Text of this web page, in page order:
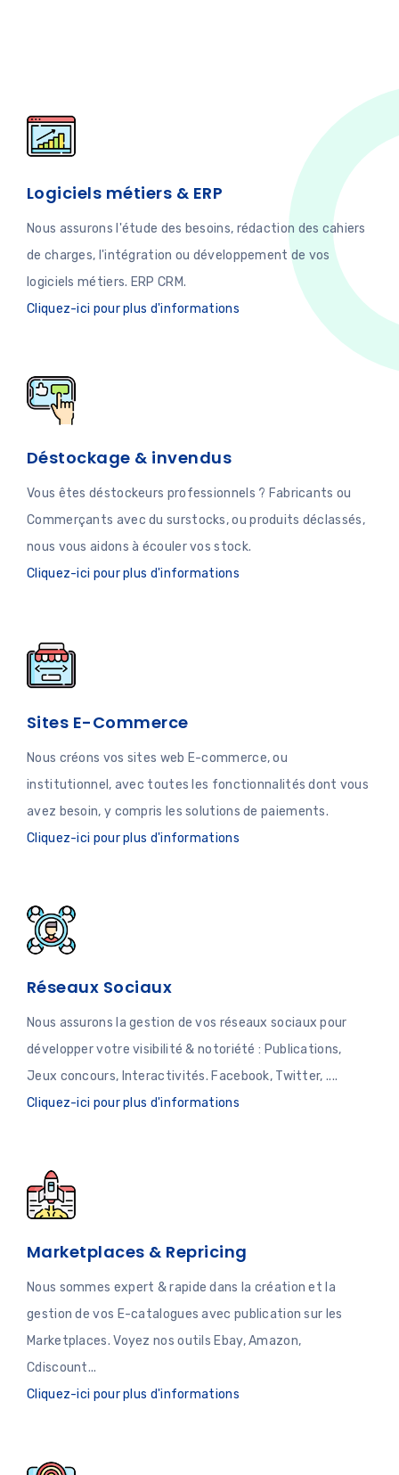
Logiciels métiers & ERP
Nous assurons l'étude des besoins, rédaction des cahiers
de charges, l'intégration ou développement de vos
logiciels métiers. ERP CRM.
Cliquez-ici pour plus d'informations
Déstockage & invendus
Vous êtes déstockeurs professionnels ? Fabricants ou
Commerçants avec du surstocks, ou produits déclassés,
nous vous aidons à écouler vos stock.
Cliquez-ici pour plus d'informations
Sites E-Commerce
Nous créons vos sites web E-commerce, ou
institutionnel, avec toutes les fonctionnalités dont vous
avez besoin, y compris les solutions de paiements.
Cliquez-ici pour plus d'informations
Réseaux Sociaux
Nous assurons la gestion de vos réseaux sociaux pour
développer votre visibilité & notoriété : Publications,
Jeux concours, Interactivités. Facebook, Twitter, ....
Cliquez-ici pour plus d'informations
Marketplaces & Repricing
Nous sommes expert & rapide dans la création et la
gestion de vos E-catalogues avec publication sur les
Marketplaces. Voyez nos outils Ebay, Amazon,
Cdiscount...
Cliquez-ici pour plus d'informations